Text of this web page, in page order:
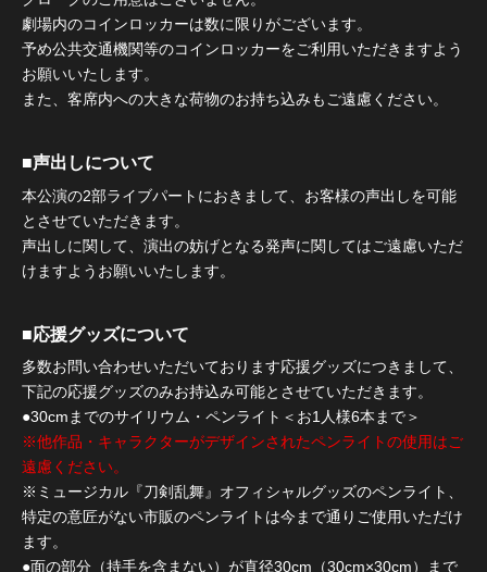
劇場内のコインロッカーは数に限りがございます。
予め公共交通機関等のコインロッカーをご利用いただきますよう
お願いいたします。
また、客席内への大きな荷物のお持ち込みもご遠慮ください。
■声出しについて
本公演の2部ライブパートにおきまして、お客様の声出しを可能
とさせていただきます。
声出しに関して、演出の妨げとなる発声に関してはご遠慮いただ
けますようお願いいたします。
■応援グッズについて
多数お問い合わせいただいております応援グッズにつきまして、
下記の応援グッズのみお持込み可能とさせていただきます。
●30cmまでのサイリウム・ペンライト＜お1人様6本まで＞
※他作品・キャラクターがデザインされたペンライトの使用はご
遠慮ください。
※ミュージカル『刀剣乱舞』オフィシャルグッズのペンライト、
特定の意匠がない市販のペンライトは今まで通りご使用いただけ
ます。
●面の部分（持手を含まない）が直径30cm（30cm×30cm）まで